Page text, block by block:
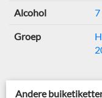
Alcohol 7
Groep
Andere